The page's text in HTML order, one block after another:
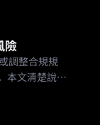
險
調整合規規
本文清楚說明